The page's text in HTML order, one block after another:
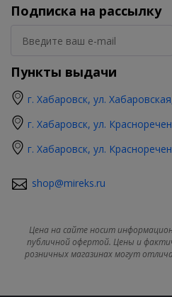
Подписка на рассылку
Пункты выдачи
г. Хабаровск, ул.
г. Хабаровск, ул.
г. Хабаровск, ул.
shop@mireks.ru
Цена на сайте носит
публичной офертой. Цены и
розничных магазинах могут